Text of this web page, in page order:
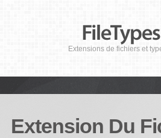
Extensions de fichiers et
Extension Du